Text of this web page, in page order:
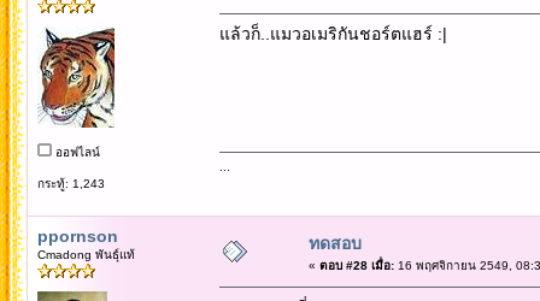
ออฟไลน์
กระทู้: 1,243
แล้วก็..แมวอเมริกันชอร์ตแฮร์ :|
ppornson
Cmadong พันธุ์แท้
ทดสอบ
« ตอบ #28 เมื่อ:16 พฤศจิกายน 2549,